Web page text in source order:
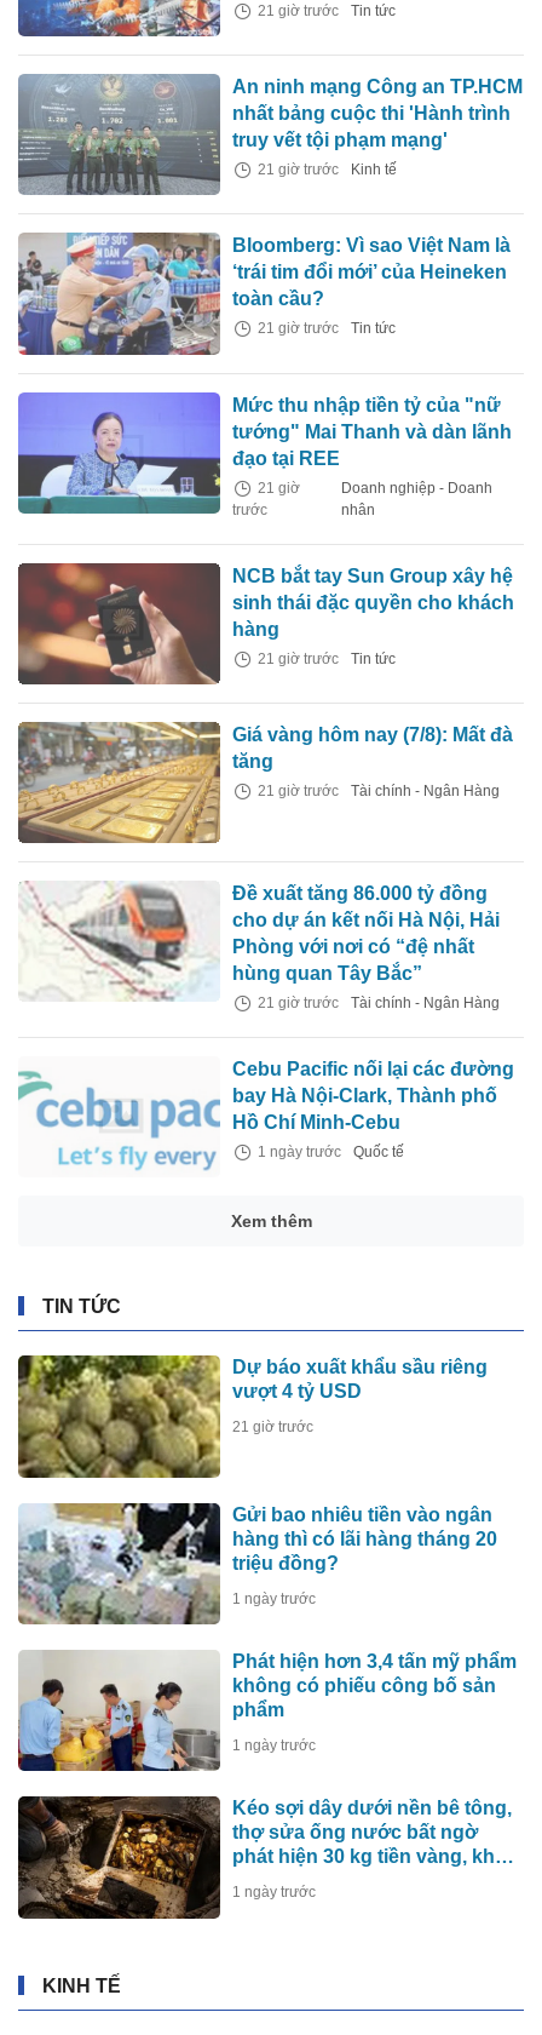
21 giờ trước Tin tức
An ninh mạng Công an TP.HCM
nhất bảng cuộc thi 'Hành trình
truy vết tội phạm mạng'
21 giờ trước Kinh tế
Bloomberg: Vì sao Việt Nam là
‘trái tim đổi mới’ của Heineken
toàn cầu?
21 giờ trước Tin tức
Mức thu nhập tiền tỷ của "nữ
tướng" Mai Thanh và dàn lãnh
đạo tại REE
21 giờ
trước
Doanh nghiệp - Doanh
nhân
NCB bắt tay Sun Group xây hệ
sinh thái đặc quyền cho khách
hàng
21 giờ trước Tin tức
Giá vàng hôm nay (7/8): Mất đà
tăng
21 giờ trước Tài chính - Ngân Hàng
Đề xuất tăng 86.000 tỷ đồng
cho dự án kết nối Hà Nội, Hải
Phòng với nơi có “đệ nhất
hùng quan Tây Bắc”
21 giờ trước Tài chính - Ngân Hàng
Cebu Pacific nối lại các đường
bay Hà Nội-Clark, Thành phố
Hồ Chí Minh-Cebu
1 ngày trước Quốc tế
Xem thêm
TIN TỨC
Dự báo xuất khẩu sầu riêng
vượt 4 tỷ USD
21 giờ trước
Gửi bao nhiêu tiền vào ngân
hàng thì có lãi hàng tháng 20
triệu đồng?
1 ngày trước
Phát hiện hơn 3,4 tấn mỹ phẩm
không có phiếu công bố sản
phẩm
1 ngày trước
Kéo sợi dây dưới nền bê tông,
thợ sửa ống nước bất ngờ
phát hiện 30 kg tiền vàng, khu
vực lập tức bị phong tỏa
1 ngày trước
KINH TẾ